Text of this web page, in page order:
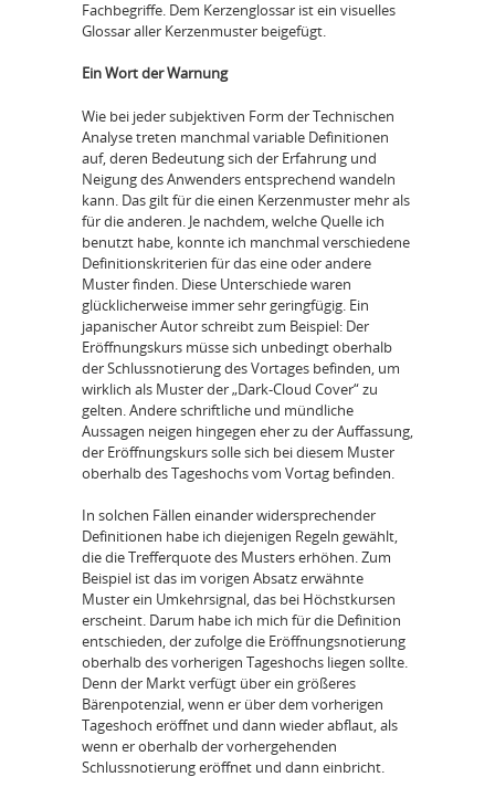
Fachbegriffe. Dem Kerzenglossar ist ein visuelles
Glossar aller Kerzenmuster beigefügt.
Ein Wort der Warnung
Wie bei jeder subjektiven Form der Technischen
Analyse treten manchmal variable Definitionen
auf, deren Bedeutung sich der Erfahrung und
Neigung des Anwenders entsprechend wandeln
kann. Das gilt für die einen Kerzenmuster mehr als
für die anderen. Je nachdem, welche Quelle ich
benutzt habe, konnte ich manchmal verschiedene
Definitionskriterien für das eine oder andere
Muster finden. Diese Unterschiede waren
glücklicherweise immer sehr geringfügig. Ein
japanischer Autor schreibt zum Beispiel: Der
Eröffnungskurs müsse sich unbedingt oberhalb
der Schlussnotierung des Vortages befinden, um
wirklich als Muster der „Dark-Cloud Cover“ zu
gelten. Andere schriftliche und mündliche
Aussagen neigen hingegen eher zu der Auffassung,
der Eröffnungskurs solle sich bei diesem Muster
oberhalb des Tageshochs vom Vortag befinden.
In solchen Fällen einander widersprechender
Definitionen habe ich diejenigen Regeln gewählt,
die die Trefferquote des Musters erhöhen. Zum
Beispiel ist das im vorigen Absatz erwähnte
Muster ein Umkehrsignal, das bei Höchstkursen
erscheint. Darum habe ich mich für die Definition
entschieden, der zufolge die Eröffnungsnotierung
oberhalb des vorherigen Tageshochs liegen sollte.
Denn der Markt verfügt über ein größeres
Bärenpotenzial, wenn er über dem vorherigen
Tageshoch eröffnet und dann wieder abflaut, als
wenn er oberhalb der vorhergehenden
Schlussnotierung eröffnet und dann einbricht.